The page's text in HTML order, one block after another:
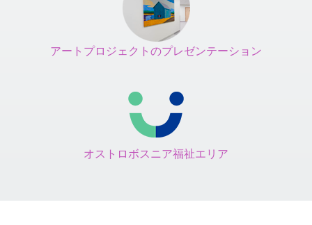
アートプロジェクトのプレゼンテーション
オストロボスニア福祉エリア